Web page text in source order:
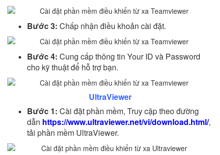
Bước 3: Chấp nhận điều khoản cài đặt.
Bước 4: Cung cấp thông tin Your ID và Password
cho kỹ thuật để hỗ trợ bạn.
UltraViewer
Bước 1: Cài đặt phần mềm, Truy cập theo đường
dẫn https://www.ultraviewer.net/vi/download.html/,
tải phần mềm UltraViewer.